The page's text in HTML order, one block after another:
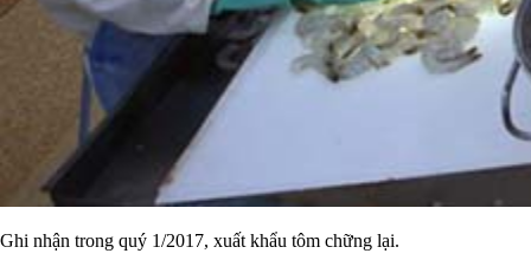
Ghi nhận trong quý 1/2017, xuất khẩu tôm chững lại.